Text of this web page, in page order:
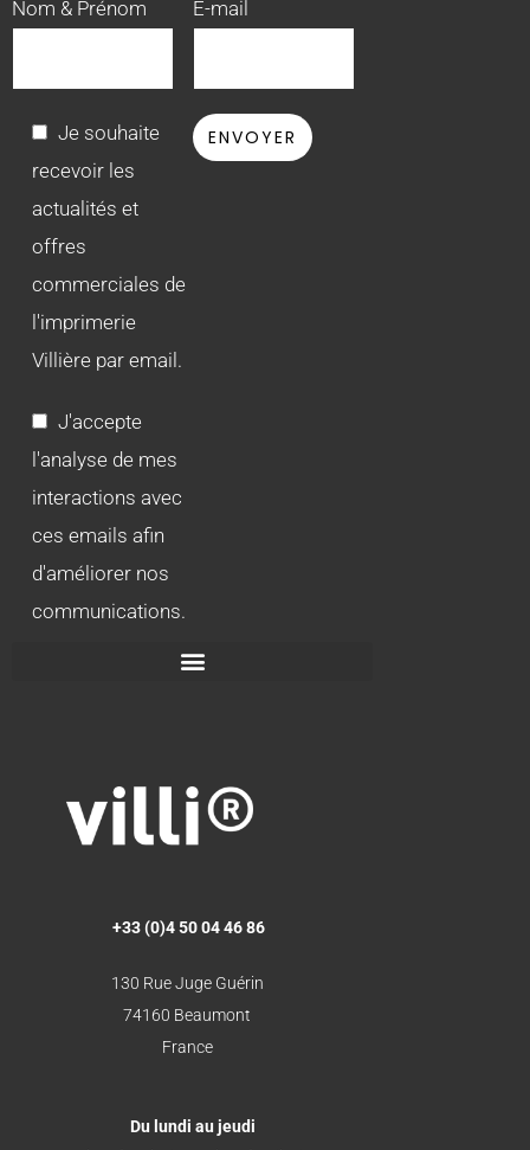
Nom & Prénom E-mail
Je souhaite
recevoir les
actualités et
offres
commerciales de
l'imprimerie
Villière par email.
J'accepte
l'analyse de mes
interactions avec
ces emails afin
d'améliorer nos
communications.
+33 (0)4 50 04 46 86
130 Rue Juge Guérin
74160 Beaumont
France
Du lundi au jeudi